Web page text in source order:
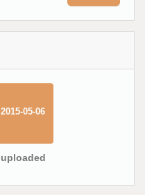
2015-05-06
uploaded